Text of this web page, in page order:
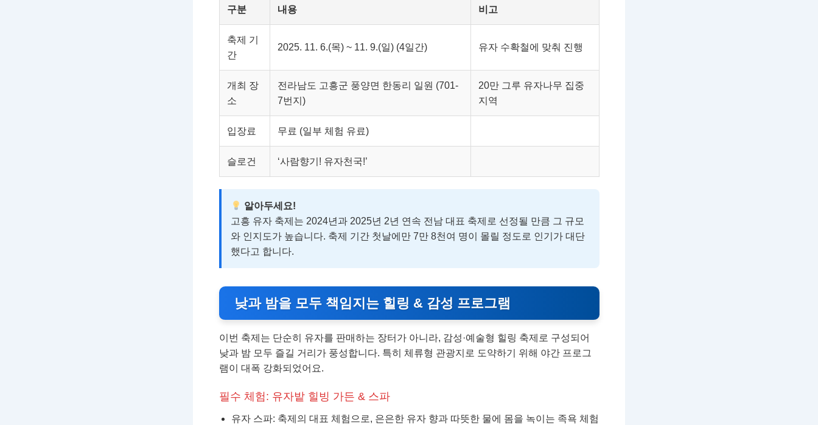
구분 내용 비고
축제 기
간
2025. 11. 6.(목) ~ 11. 9.(일) (4일간) 유자 수확철에 맞춰 진행
개최 장
소
전라남도 고흥군 풍양면 한동리 일원 (701-
7번지)
20만 그루 유자나무 집중
지역
입장료 무료 (일부 체험 유료)
슬로건 ‘사람향기! 유자천국!’
알아두세요!
고흥 유자 축제는 2024년과 2025년 2년 연속 전남 대표 축제로 선정될 만큼 그 규모
와 인지도가 높습니다. 축제 기간 첫날에만 7만 8천여 명이 몰릴 정도로 인기가 대단
했다고 합니다.
낮과 밤을 모두 책임지는 힐링 & 감성 프로그램
이번 축제는 단순히 유자를 판매하는 장터가 아니라, 감성·예술형 힐링 축제로 구성되어
낮과 밤 모두 즐길 거리가 풍성합니다. 특히 체류형 관광지로 도약하기 위해 야간 프로그
램이 대폭 강화되었어요.
필수 체험: 유자밭 힐빙 가든 & 스파
유자 스파: 축제의 대표 체험으로, 은은한 유자 향과 따뜻한 물에 몸을 녹이는 족욕 체험